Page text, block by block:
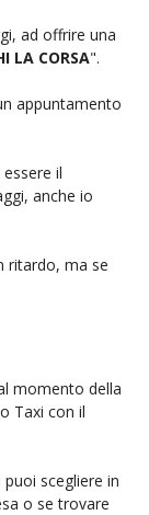
ad offrire una
LA CORSA".
appuntamento
il
anche io
ritardo, ma se
momento della
Taxi con il
scegliere in
o se trovare